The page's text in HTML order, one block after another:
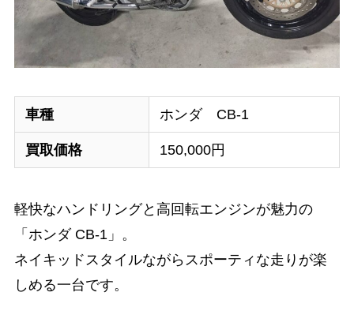
車種 ホンダ CB-1
買取価格 150,000円
軽快なハンドリングと高回転エンジンが魅力の
「ホンダ CB-1」。
ネイキッドスタイルながらスポーティな走りが楽
しめる一台です。